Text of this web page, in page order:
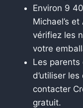
Environ 9
Michael’s
vérifiez les
votre
Les
d’utiliser
contacter
gratuit.